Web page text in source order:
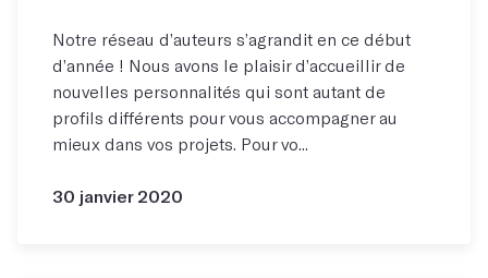
Notre réseau d’auteurs s’agrandit en ce début
d’année ! Nous avons le plaisir d’accueillir de
nouvelles personnalités qui sont autant de
profils différents pour vous accompagner au
mieux dans vos projets. Pour vo...
30 janvier 2020